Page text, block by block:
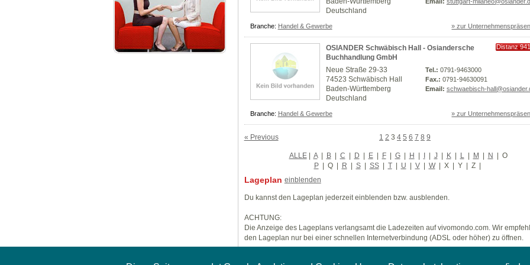
Deutschland
Branche: Handel & Gewerbe » zur
OSIANDER Schwäbisch Hall - Osiandersche
Buchhandlung GmbH
Distanz
Neue Straße 29-33
74523 Schwäbisch Hall
Baden-Württemberg
Deutschland
Tel.: 0791-9463000
Fax.: 0791-94630091
Email: schwaebisch-
Branche: Handel & Gewerbe » zur
« Previous 1 2 3 4 5 6 7 8 9
ALLE| A | B | C | D | E | F | G | H | I | J | K | L | M | N | O
P | Q | R | S | SS | T | U | V | W | X | Y | Z |
Lageplan einblenden
Du kannst den Lageplan jederzeit einblenden bzw. ausblenden.
ACHTUNG:
Die Anzeige des Lageplans verlangsamt die Ladezeiten auf vivomondo.com. Wir
den Lageplan nur bei einer schnellen Internetverbindung (ADSL oder höher) zu öffnen.